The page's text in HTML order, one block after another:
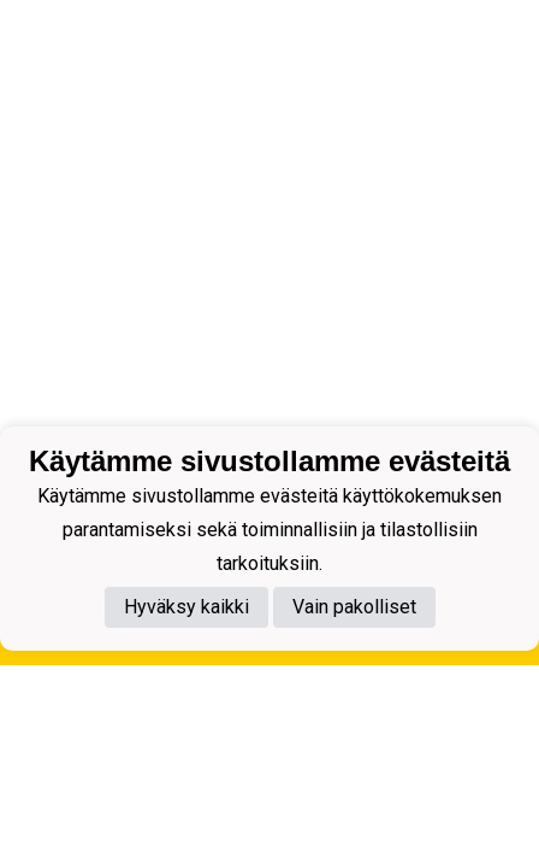
Tietosuojaseloste
Käytämme sivustollamme evästeitä
Käytämme sivustollamme evästeitä käyttökokemuksen
parantamiseksi sekä toiminnallisiin ja tilastollisiin
tarkoituksiin.
Hyväksy kaikki
Vain pakolliset